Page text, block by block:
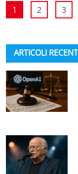
1 2 3
ARTICOLI